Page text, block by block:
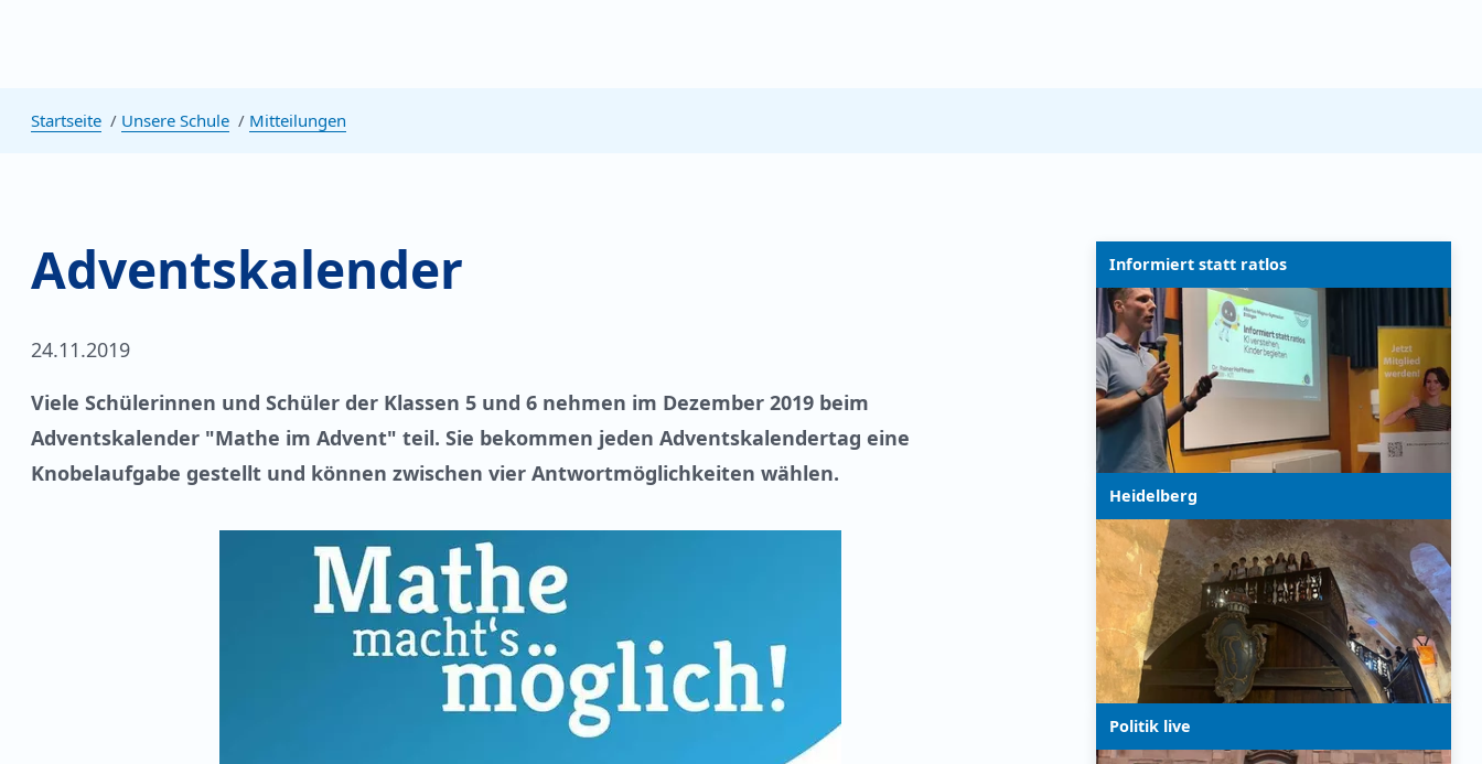
Startseite Unsere Schule Mitteilungen
Adventskalender
24.11.2019
Viele Schülerinnen und Schüler der Klassen 5 und 6 nehmen im Dezember 2019 beim
Adventskalender "Mathe im Advent" teil. Sie bekommen jeden Adventskalendertag eine
Knobelaufgabe gestellt und können zwischen vier Antwortmöglichkeiten wählen.
Informiert statt ratlos
Heidelberg
Politik live